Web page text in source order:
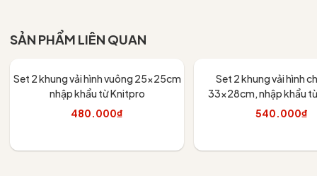
SẢN PHẨM LIÊN QUAN
Set 2 khung vải hình vuông 25x25cm
nhập khẩu từ Knitpro
480.000₫
Set 2 khung vải hình
33x28cm, nhập khẩu
540.000₫